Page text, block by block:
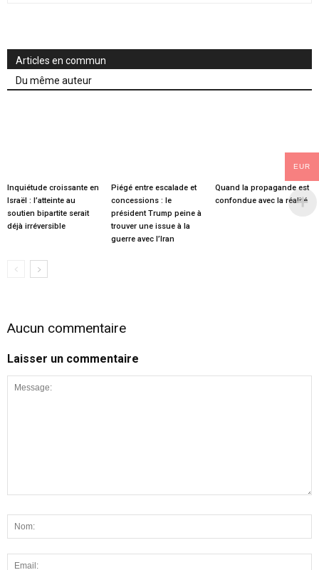
Articles en commun
Du même auteur
Inquiétude croissante en
Israël : l’atteinte au
soutien bipartite serait
déjà irréversible
Piégé entre escalade et
concessions : le
président Trump peine à
trouver une issue à la
guerre avec l’Iran
Quand la propagande est
confondue avec la réalité
Aucun commentaire
Laisser un commentaire
EUR